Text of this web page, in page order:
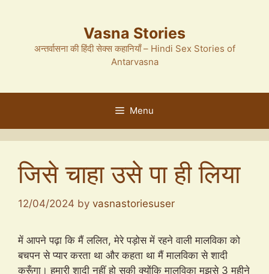
Vasna Stories
अन्तर्वासना की हिंदी सेक्स कहानियाँ – Hindi Sex Stories of
Antarvasna
Menu
जिसे चाहा उसे पा ही लिया
12/04/2024 by vasnastoriesuser
में आपने पढ़ा कि मैं ललित, मेरे पड़ोस में रहने वाली मालविका को
बचपन से प्यार करता था और कहता था मैं मालविका से शादी
करूँगा। हमारी शादी नहीं हो सकी क्योंकि मालविका मुझसे 3 महीने